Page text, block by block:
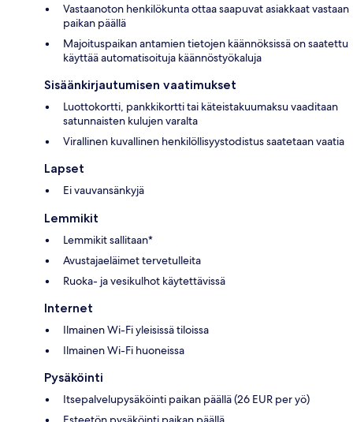
Vastaanoton henkilökunta ottaa saapuvat asiakkaat vastaan
paikan päällä
Majoituspaikan antamien tietojen käännöksissä on saatettu
käyttää automatisoituja käännöstyökaluja
Sisäänkirjautumisen vaatimukset
Luottokortti, pankkikortti tai käteistakuumaksu vaaditaan
satunnaisten kulujen varalta
Virallinen kuvallinen henkilöllisyystodistus saatetaan vaatia
Lapset
Ei vauvansänkyjä
Lemmikit
Lemmikit sallitaan*
Avustajaeläimet tervetulleita
Ruoka- ja vesikulhot käytettävissä
Internet
Ilmainen Wi-Fi yleisissä tiloissa
Ilmainen Wi-Fi huoneissa
Pysäköinti
Itsepalvelupysäköinti paikan päällä (26 EUR per yö)